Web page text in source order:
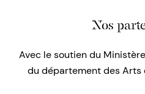
Nos
Avec le soutien du
du département des Arts